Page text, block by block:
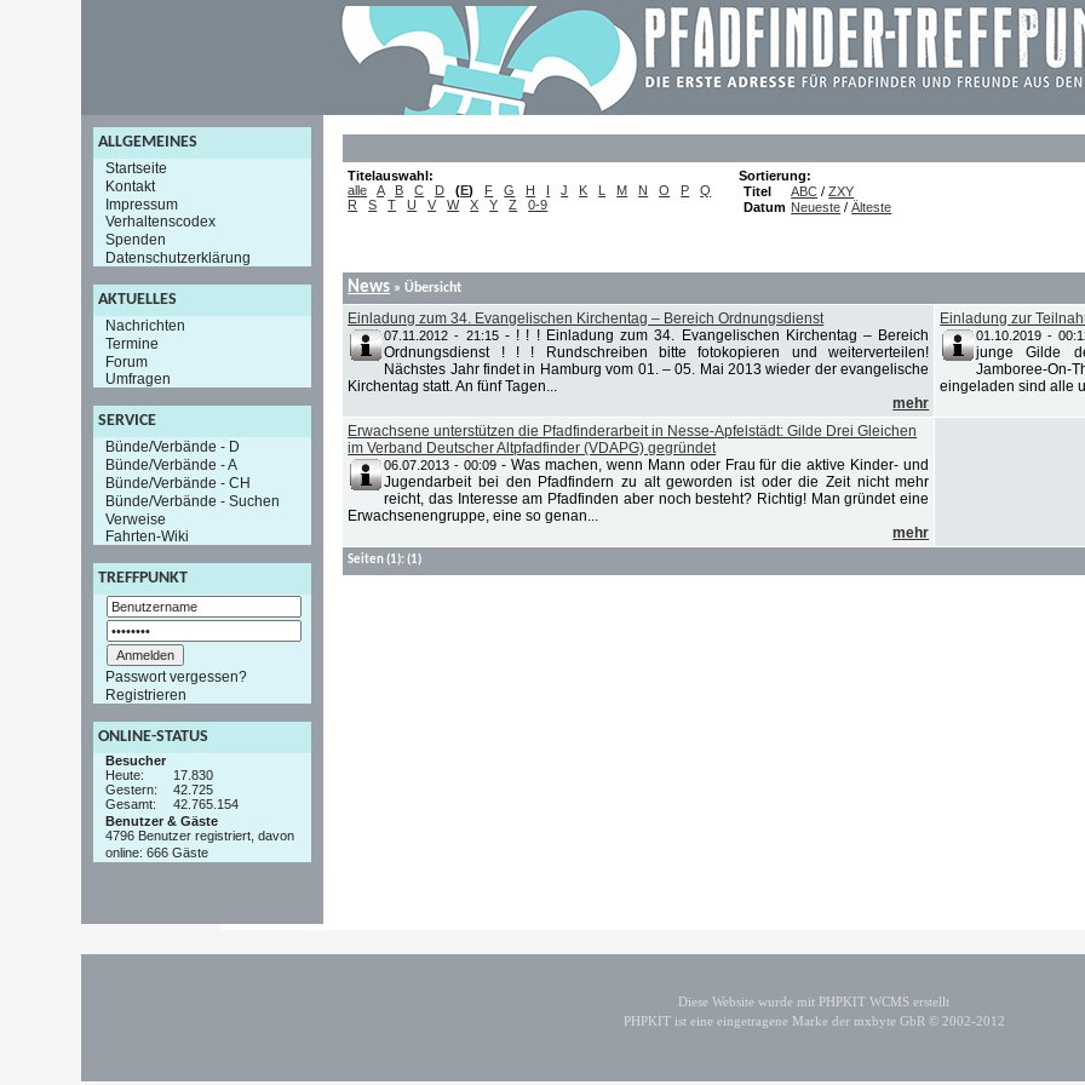
ALLGEMEINES
Startseite
Kontakt
Impressum
Verhaltenscodex
Spenden
Datenschutzerklärung
AKTUELLES
Nachrichten
Termine
Forum
Umfragen
SERVICE
Bünde/Verbände - D
Bünde/Verbände - A
Bünde/Verbände - CH
Bünde/Verbände - Suchen
Verweise
Fahrten-Wiki
TREFFPUNKT
Passwort vergessen?
Registrieren
ONLINE-STATUS
Besucher
Heute:
17.830
Gestern:
42.725
Gesamt:
42.765.154
Benutzer & Gäste
4796 Benutzer registriert, davon
online: 666 Gäste
Titelauswahl:
alle
A B C D (E) F G H I J K L M N O P
Q
R
S T U V W X Y Z 0-9
Sortierung:
Titel
ABC /ZXY
Datum Neueste /Älteste
News » Übersicht
Einladung zum 34. Evangelischen Kirchentag – Bereich Ordnungsdienst
07.11.2012 - 21:15- ! ! ! Einladung zum 34. Evangelischen Kirchentag – Bereich
Ordnungsdienst ! ! ! Rundschreiben bitte fotokopieren und weiterverteilen!
Nächstes Jahr findet in Hamburg vom 01. – 05. Mai 2013 wieder der evangelische
Kirchentag statt. An fünf Tagen...
mehr
Einladung zur
01.10.2019 -
junge Gilde
Jamboree-
eingeladen sind alle
Erwachsene unterstützen die Pfadfinderarbeit in Nesse-Apfelstädt: Gilde Drei Gleichen
im Verband Deutscher Altpfadfinder (VDAPG) gegründet
06.07.2013 - 00:09 - Was machen, wenn Mann oder Frau für die aktive Kinder- und
Jugendarbeit bei den Pfadfindern zu alt geworden ist oder die Zeit nicht mehr
reicht, das Interesse am Pfadfinden aber noch besteht? Richtig! Man gründet eine
Erwachsenengruppe, eine so genan...
mehr
Seiten(1):(1)
Diese Website wurde mit PHPKIT WCMS erstellt
PHPKIT ist eine eingetragene Marke der mxbyte GbR © 2002-2012